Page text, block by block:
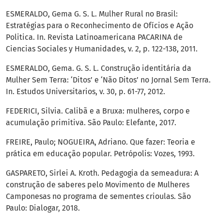
ESMERALDO, Gema G. S. L. Mulher Rural no Brasil:
Estratégias para o Reconhecimento de Ofícios e Ação
Politica. In. Revista Latinoamericana PACARINA de
Ciencias Sociales y Humanidades, v. 2, p. 122-138, 2011.
ESMERALDO, Gema. G. S. L. Construção identitária da
Mulher Sem Terra: ‘Ditos’ e ‘Não Ditos’ no Jornal Sem Terra.
In. Estudos Universitarios, v. 30, p. 61-77, 2012.
FEDERICI, Silvia. Calibã e a Bruxa: mulheres, corpo e
acumulação primitiva. São Paulo: Elefante, 2017.
FREIRE, Paulo; NOGUEIRA, Adriano. Que fazer: Teoria e
prática em educação popular. Petrópolis: Vozes, 1993.
GASPARETO, Sirlei A. Kroth. Pedagogia da semeadura: A
construção de saberes pelo Movimento de Mulheres
Camponesas no programa de sementes crioulas. São
Paulo: Dialogar, 2018.